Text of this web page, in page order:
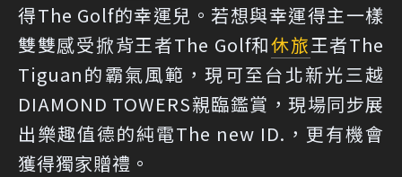
得The Golf的幸運兒。若想與幸運得主一樣
雙雙感受掀背王者The Golf和休旅王者The
Tiguan的霸氣風範，現可至台北新光三越
DIAMOND TOWERS親臨鑑賞，現場同步展
出樂趣值德的純電The new ID.，更有機會
獲得獨家贈禮。